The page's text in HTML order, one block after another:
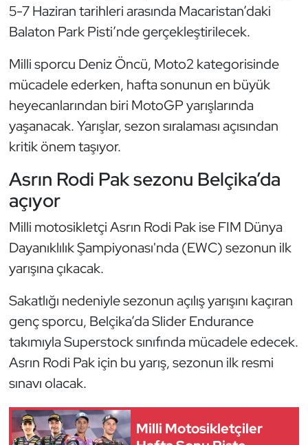
5-7 Haziran tarihleri arasında Macaristan’daki
Balaton Park Pisti’nde gerçekleştirilecek.
Milli sporcu Deniz Öncü, Moto2 kategorisinde
mücadele ederken, hafta sonunun en büyük
heyecanlarından biri MotoGP yarışlarında
yaşanacak. Yarışlar, sezon sıralaması açısından
kritik önem taşıyor.
Asrın Rodi Pak sezonu Belçika’da
açıyor
Milli motosikletçi Asrın Rodi Pak ise FIM Dünya
Dayanıklılık Şampiyonası'nda (EWC) sezonun ilk
yarışına çıkacak.
Sakatlığı nedeniyle sezonun açılış yarışını kaçıran
genç sporcu, Belçika’da Slider Endurance
takımıyla Superstock sınıfında mücadele edecek.
Asrın Rodi Pak için bu yarış, sezonun ilk resmi
sınavı olacak.
Milli Motosikletçiler
Genel
Güreş
Halter
Hava Sporları
Hentbol
İşitme Engelli Sporcular
Judo ve Kuraş
Kano ve Rafting
Karate
Kayak
Kempo
Kick Boks